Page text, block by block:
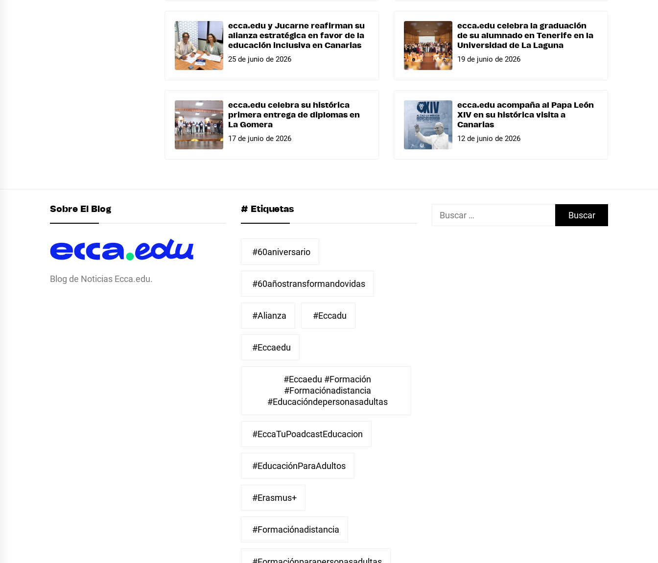
ecca.edu y Jucarne reafirman su
alianza estratégica en favor de la
educación inclusiva en Canarias
25 de junio de 2026
ecca.edu celebra la graduación
de su alumnado en Tenerife en la
Universidad de La Laguna
19 de junio de 2026
ecca.edu celebra su histórica
primera entrega de diplomas en
La Gomera
17 de junio de 2026
ecca.edu acompaña al Papa León
XIV en su histórica visita a
Canarias
12 de junio de 2026
Sobre El Blog
Blog de Noticias Ecca.edu.
# Etiquetas
#60aniversario
#60añostransformandovidas
#Alianza #eccadu
#eccaedu
#eccaedu #formación
#formaciónadistancia
#educacióndepersonasadultas
#EccaTuPoadcastEducacion
#EducaciónParaAdultos
#Erasmus+
#Formaciónadistancia
Buscar: